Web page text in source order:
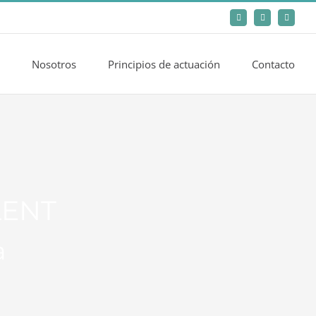
FacebookTwitter LinkedIn
Nosotros Principios de actuación Contacto